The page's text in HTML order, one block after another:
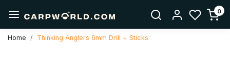
0
Home Thinking Anglers 6mm Drill + Sticks